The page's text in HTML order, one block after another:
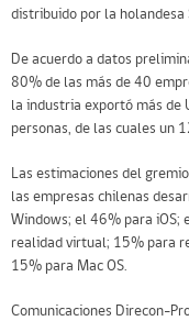
distribuido por la holandesa
De acuerdo a datos
80% de las más de 40
la industria exportó más de
personas, de las cuales un
Las estimaciones del
las empresas chilenas
Windows; el 46% para iOS;
realidad virtual; 15% para
15% para Mac OS.
Comunicaciones Direcon-